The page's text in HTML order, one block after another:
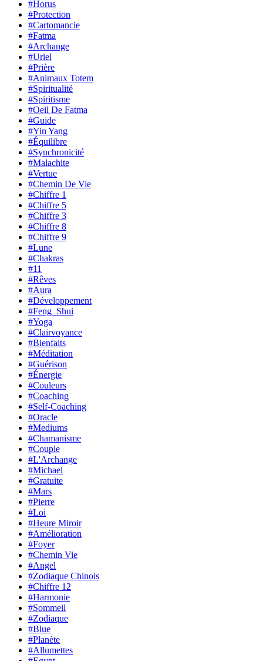
#Horus
#Protection
#Cartomancie
#Fatma
#Archange
#Uriel
#Prière
#Animaux Totem
#Spiritualité
#Spiritisme
#Oeil De Fatma
#Guide
#Yin Yang
#Équilibre
#Synchronicité
#Malachite
#Vertue
#Chemin De Vie
#Chiffre 1
#Chiffre 5
#Chiffre 3
#Chiffre 8
#Chiffre 9
#Lune
#Chakras
#11
#Rêves
#Aura
#Développement
#Feng_Shui
#Yoga
#Clairvoyance
#Bienfaits
#Méditation
#Guérison
#Énergie
#Couleurs
#Coaching
#Self-Coaching
#Oracle
#Mediums
#Chamanisme
#Couple
#L'Archange
#Michael
#Gratuite
#Mars
#Pierre
#Loi
#Heure Miroir
#Amélioration
#Foyer
#Chemin Vie
#Angel
#Zodiaque Chinois
#Chiffre 12
#Harmonie
#Sommeil
#Zodiaque
#Blue
#Planète
#Allumettes